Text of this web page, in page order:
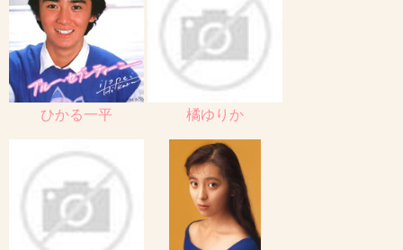
ひかる一平 橘ゆりか